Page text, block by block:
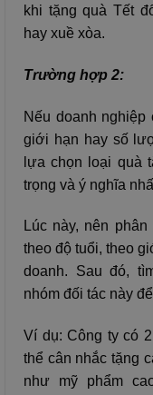
khi tặng quà Tết
hay xuề xòa.
Trường hợp 2:
Nếu doanh nghiệp
giới hạn hay số
lựa chọn loại quà
trọng và ý nghĩa
Lúc này, nên
theo độ tuổi, theo
doanh. Sau đó,
nhóm đối tác này
Ví dụ: Công ty có
thể cân nhắc tặng
như mỹ phẩm